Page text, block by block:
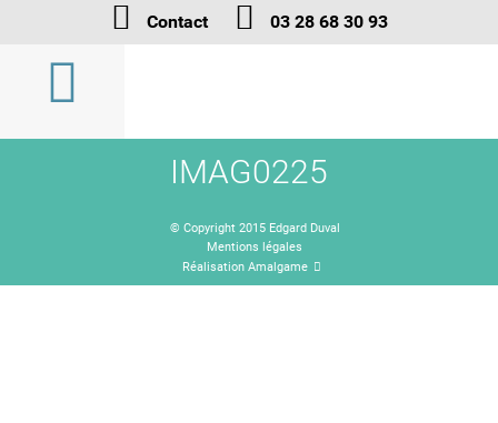
Contact 03 28 68 30 93
IMAG0225
© Copyright 2015 Edgard Duval
Mentions légales
Réalisation Amalgame